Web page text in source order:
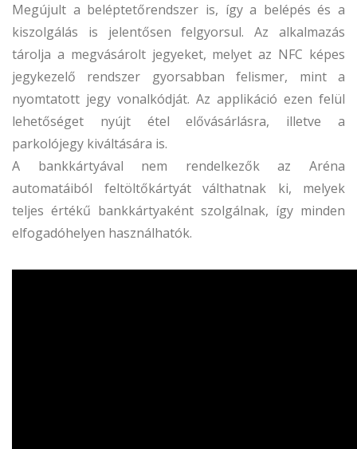
Megújult a beléptetőrendszer is, így a belépés és a
kiszolgálás is jelentősen felgyorsul. Az alkalmazás
tárolja a megvásárolt jegyeket, melyet az NFC képes
jegykezelő rendszer gyorsabban felismer, mint a
nyomtatott jegy vonalkódját. Az applikáció ezen felül
lehetőséget nyújt étel elővásárlásra, illetve a
parkolójegy kiváltására is.
A bankkártyával nem rendelkezők az Aréna
automatáiból feltöltőkártyát válthatnak ki, melyek
teljes értékű bankkártyaként szolgálnak, így minden
elfogadóhelyen használhatók.